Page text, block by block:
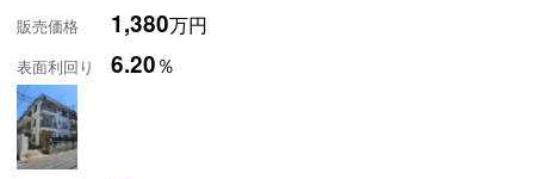
販売価格 1,380万円
表面利回り 6.20％